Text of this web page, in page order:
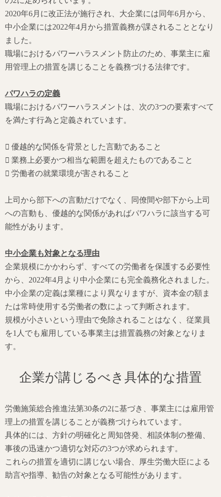
2020年6月に改正法が施行され、大企業には同年6月から、
中小企業には2022年4月から措置義務が課されることとなり
ました。
職場におけるパワーハラスメント防止のため、事業主に雇
用管理上の措置を講じることを義務づける法律です。
パワハラの定義
職場におけるパワーハラスメントは、次の3つの要素すべて
を満たす行為と定義されています。
 優越的な関係を背景とした言動であること
 業務上必要かつ相当な範囲を超えたものであること
 労働者の就業環境が害されること
上司から部下への言動だけでなく、同僚間や部下から上司
への言動も、優越的な関係があればパワハラに該当する可
能性があります。
中小企業も対象となる理由
企業規模にかかわらず、すべての労働者を保護する必要性
から、2022年4月より中小企業にも完全義務化されました。
中小企業の定義は業種により異なりますが、資本金の額ま
たは常時使用する労働者の数によって判断されます。
規模が小さいという理由で免除されることはなく、従業員
を1人でも雇用している事業主は措置義務の対象となりま
す。
企業が講じるべき具体的な措置
労働施策総合推進法第30条の2に基づき、事業主には雇用管
理上の措置を講じることが義務づけられています。
具体的には、方針の明確化と周知啓発、相談体制の整備、
事後の迅速かつ適切な対応の3つが求められます。
これらの措置を適切に講じない場合、厚生労働大臣による
助言や指導、勧告の対象となる可能性があります。